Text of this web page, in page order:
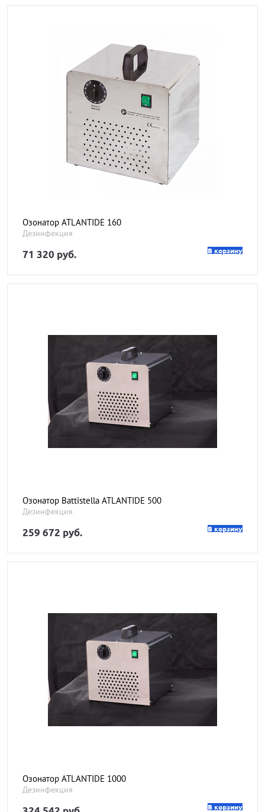
Озонатор ATLANTIDE 160
Дезинфекция
71 320 руб. В корзину
Озонатор Battistella ATLANTIDE 500
Дезинфекция
259 672 руб. В корзину
Озонатор ATLANTIDE 1000
Дезинфекция
В корзину